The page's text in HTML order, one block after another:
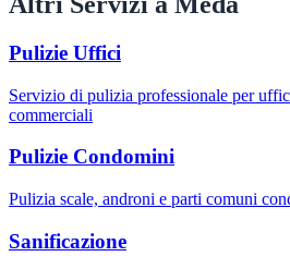
Pulizie Uffici
Servizio di pulizia professionale per
commerciali
Pulizie Condomini
Pulizia scale, androni e parti comuni
Sanificazione